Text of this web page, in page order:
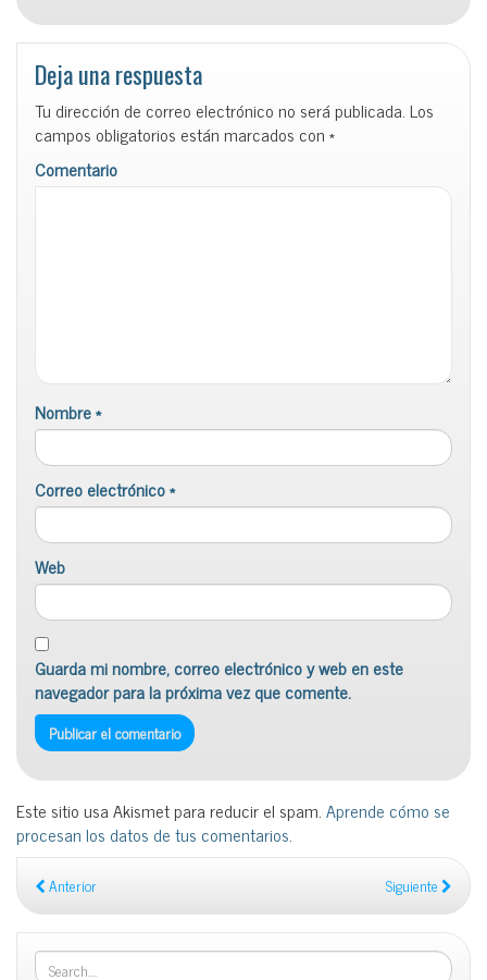
Deja una respuesta
Tu dirección de correo electrónico no será publicada. Los
campos obligatorios están marcados con*
Comentario
Nombre*
Correo electrónico*
Web
Guarda mi nombre, correo electrónico y web en este
navegador para la próxima vez que comente.
Este sitio usa Akismet para reducir el spam.Aprende cómo se
procesan los datos de tus comentarios.
Anterior Siguiente